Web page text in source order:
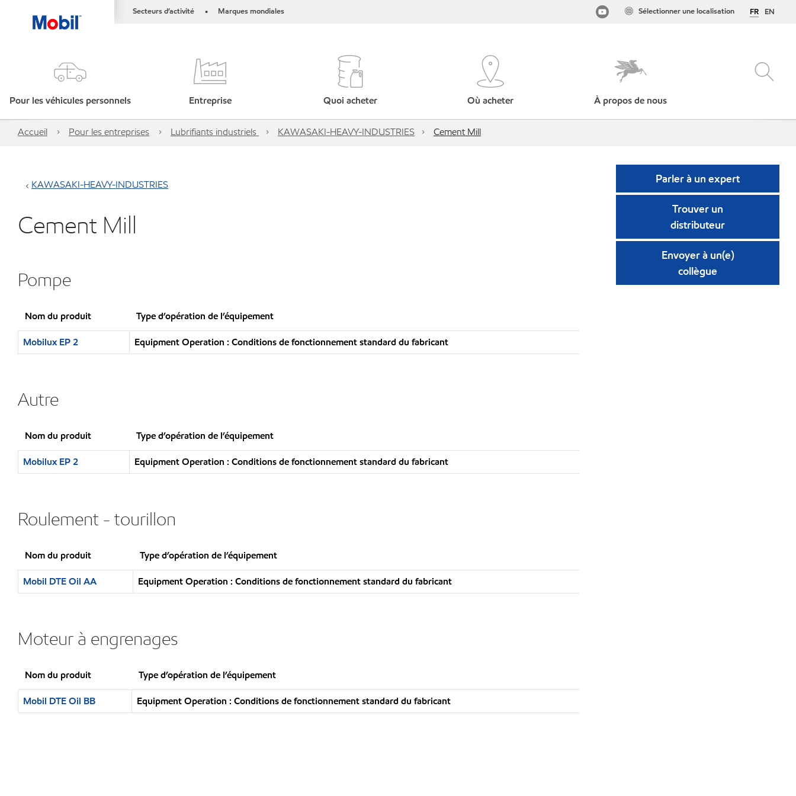
Secteurs d’activité • Marques mondiales FR EN
Sélectionner une localisation
Pour les véhicules personnels Entreprise Quoi acheter Où acheter À propos de nous
Accueil Pour les entreprises Lubrifiants industriels KAWASAKI-HEAVY-INDUSTRIES Cement Mill
KAWASAKI-HEAVY-INDUSTRIES
Cement Mill
Pompe
Nom du produit Type d’opération de l’équipement
Mobilux EP 2 Equipment Operation : Conditions de fonctionnement standard du fabricant
Autre
Nom du produit Type d’opération de l’équipement
Mobilux EP 2 Equipment Operation : Conditions de fonctionnement standard du fabricant
Roulement - tourillon
Nom du produit Type d’opération de l’équipement
Mobil DTE Oil AA Equipment Operation : Conditions de fonctionnement standard du fabricant
Moteur à engrenages
Nom du produit Type d’opération de l’équipement
Mobil DTE Oil BB Equipment Operation : Conditions de fonctionnement standard du fabricant
Parler à un expert
Trouver un
distributeur
Envoyer à un(e)
collègue